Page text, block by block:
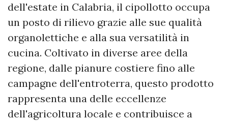
dell'estate in Calabria, il cipollotto occupa
un posto di rilievo grazie alle sue qualità
organolettiche e alla sua versatilità in
cucina. Coltivato in diverse aree della
regione, dalle pianure costiere fino alle
campagne dell'entroterra, questo prodotto
rappresenta una delle eccellenze
dell'agricoltura locale e contribuisce a